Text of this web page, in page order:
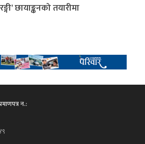
छायाङ्कनको तयारीमा
न.: